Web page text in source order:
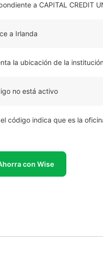
a CAPITAL CREDIT
a Irlanda
la ubicación de la institución
no está activo
código indica que es la
con Wise